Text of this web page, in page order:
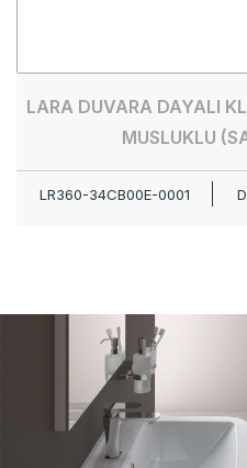
LARA DUVARA DAYALI
MUSLUKLU
LR360-34CB00E-0001